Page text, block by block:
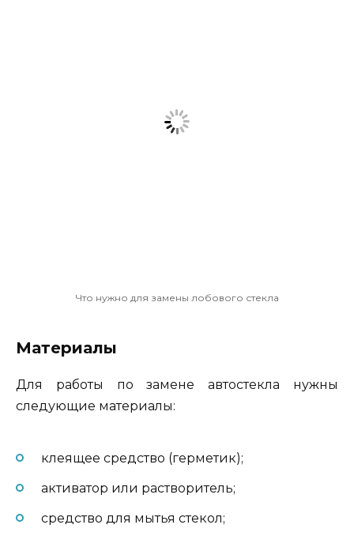
Что нужно для замены лобового стекла
Материалы
Для работы по замене автостекла нужны
следующие материалы:
клеящее средство (герметик);
активатор или растворитель;
средство для мытья стекол;